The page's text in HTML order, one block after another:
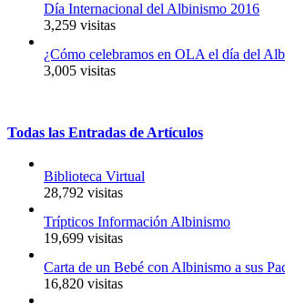
Día Internacional del Albinismo 2016
3,259 visitas
¿Cómo celebramos en OLA el día del
3,005 visitas
Todas las Entradas de Artículos
Biblioteca Virtual
28,792 visitas
Trípticos Información Albinismo
19,699 visitas
Carta de un Bebé con Albinismo a sus
16,820 visitas